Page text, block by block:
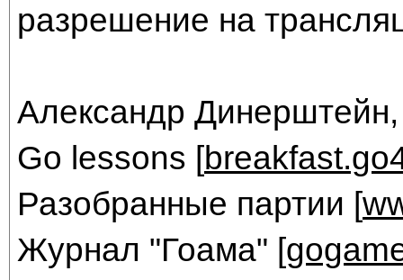
разрешение на
Александр Динерштейн,
Go lessons [
Разобранные партии [
Журнал "Гоама" [